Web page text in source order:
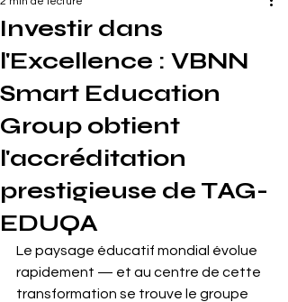
Investir dans
l'Excellence : VBNN
Smart Education
Group obtient
l'accréditation
prestigieuse de TAG-
EDUQA
Le paysage éducatif mondial évolue
rapidement — et au centre de cette
transformation se trouve le groupe